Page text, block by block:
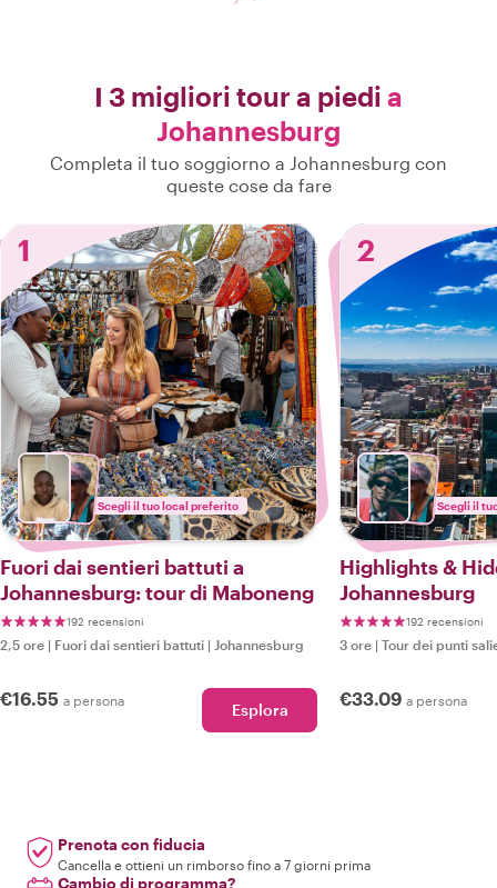
I 3 migliori tour a piedi a
Johannesburg
Completa il tuo soggiorno a Johannesburg con
queste cose da fare
1
Scegli il tuo local preferito
Fuori dai sentieri battuti a
Johannesburg: tour di Maboneng
192 recensioni
2,5 ore | Fuori dai sentieri battuti | Johannesburg
€16.55 a persona Esplora
2
Scegli il
Highlights &
Johannesburg
192 recensioni
3 ore | Tour dei punti
€33.09 a persona
Prenota con fiducia
Cancella e ottieni un rimborso fino a 7 giorni prima
Cambio di programma?